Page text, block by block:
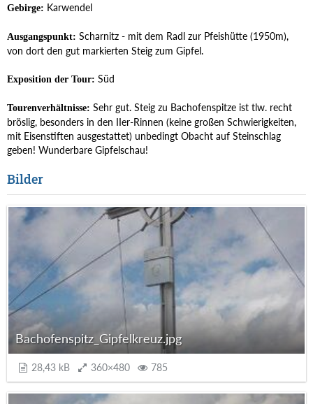
Gebirge: Karwendel
Ausgangspunkt: Scharnitz - mit dem Radl zur Pfeishütte (1950m),
von dort den gut markierten Steig zum Gipfel.
Exposition der Tour: Süd
Tourenverhältnisse: Sehr gut. Steig zu Bachofenspitze ist tlw. recht
bröslig, besonders in den IIer-Rinnen (keine großen Schwierigkeiten,
mit Eisenstiften ausgestattet) unbedingt Obacht auf Steinschlag
geben! Wunderbare Gipfelschau!
Bilder
Bachofenspitz_Gipfelkreuz.jpg
28,43 kB 360×480 785